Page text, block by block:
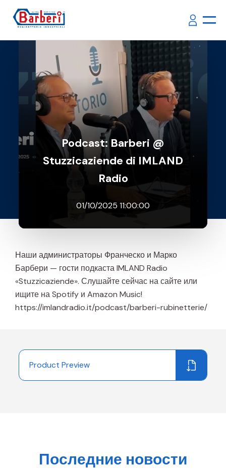
Podcast: Barberi @
Stuzzicaziende di IMLAND
Radio
01/10/2025 11:00:00
Наши администраторы Франческо и Марко
Барбери — гости подкаста IMLAND Radio
«Stuzzicaziende». Слушайте сейчас на сайте или
ищите на Spotify и Amazon Music!
https://imlandradio.it/podcast/barberi-rubinetterie/
Product Preview
Последние новости